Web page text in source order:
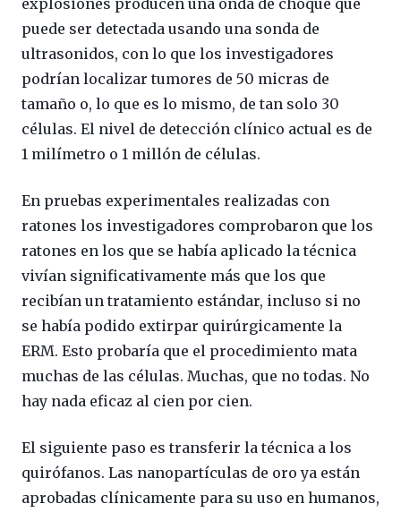
puede ser detectada usando una sonda de
ultrasonidos, con lo que los investigadores
podrían localizar tumores de 50 micras de
tamaño o, lo que es lo mismo, de tan solo 30
células. El nivel de detección clínico actual es de
1 milímetro o 1 millón de células.
En pruebas experimentales realizadas con
ratones los investigadores comprobaron que los
ratones en los que se había aplicado la técnica
vivían significativamente más que los que
recibían un tratamiento estándar, incluso si no
se había podido extirpar quirúrgicamente la
ERM. Esto probaría que el procedimiento mata
muchas de las células. Muchas, que no todas. No
hay nada eficaz al cien por cien.
El siguiente paso es transferir la técnica a los
quirófanos. Las nanopartículas de oro ya están
aprobadas clínicamente para su uso en humanos,